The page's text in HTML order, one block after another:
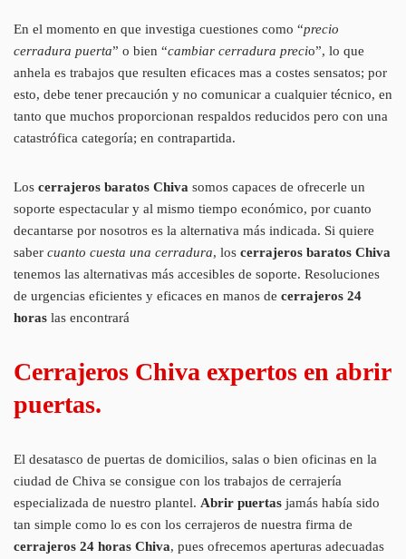
En el momento en que investiga cuestiones como “precio
cerradura puerta” o bien “cambiar cerradura precio”, lo que
anhela es trabajos que resulten eficaces mas a costes sensatos; por
esto, debe tener precaución y no comunicar a cualquier técnico, en
tanto que muchos proporcionan respaldos reducidos pero con una
catastrófica categoría; en contrapartida.
Los cerrajeros baratos Chiva somos capaces de ofrecerle un
soporte espectacular y al mismo tiempo económico, por cuanto
decantarse por nosotros es la alternativa más indicada. Si quiere
saber cuanto cuesta una cerradura, los cerrajeros baratos Chiva
tenemos las alternativas más accesibles de soporte. Resoluciones
de urgencias eficientes y eficaces en manos de cerrajeros 24
horas las encontrará
Cerrajeros Chiva expertos en abrir
puertas.
El desatasco de puertas de domicilios, salas o bien oficinas en la
ciudad de Chiva se consigue con los trabajos de cerrajería
especializada de nuestro plantel. Abrir puertas jamás había sido
tan simple como lo es con los cerrajeros de nuestra firma de
cerrajeros 24 horas Chiva, pues ofrecemos aperturas adecuadas